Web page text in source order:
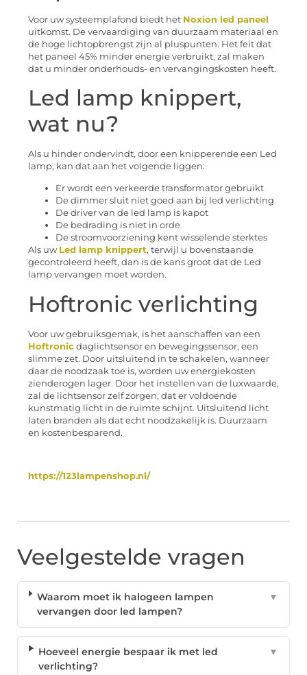
Voor uw systeemplafond biedt het Noxion led paneel
uitkomst. De vervaardiging van duurzaam materiaal en
de hoge lichtopbrengst zijn al pluspunten. Het feit dat
het paneel 45% minder energie verbruikt, zal maken
dat u minder onderhouds- en vervangingskosten heeft.
Led lamp knippert,
wat nu?
Als u hinder ondervindt, door een knipperende een Led
lamp, kan dat aan het volgende liggen:
Er wordt een verkeerde transformator gebruikt
De dimmer sluit niet goed aan bij led verlichting
De driver van de led lamp is kapot
De bedrading is niet in orde
De stroomvoorziening kent wisselende sterktes
Als uw Led lamp knippert, terwijl u bovenstaande
gecontroleerd heeft, dan is de kans groot dat de Led
lamp vervangen moet worden.
Hoftronic verlichting
Voor uw gebruiksgemak, is het aanschaffen van een
Hoftronic daglichtsensor en bewegingssensor, een
slimme zet. Door uitsluitend in te schakelen, wanneer
daar de noodzaak toe is, worden uw energiekosten
zienderogen lager. Door het instellen van de luxwaarde,
zal de lichtsensor zelf zorgen, dat er voldoende
kunstmatig licht in de ruimte schijnt. Uitsluitend licht
laten branden als dat echt noodzakelijk is. Duurzaam
en kostenbesparend.
https://123lampenshop.nl/
Veelgestelde vragen
Waarom moet ik halogeen lampen
vervangen door led lampen?
▼
Hoeveel energie bespaar ik met led
verlichting?
▼